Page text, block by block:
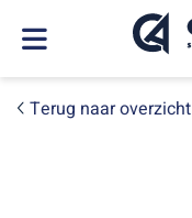
Terug naar overzicht